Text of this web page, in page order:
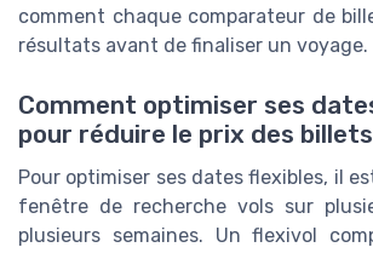
comment chaque comparateur de
résultats avant de finaliser un voyage.
Comment optimiser ses
pour réduire le prix des
Pour optimiser ses dates flexibles, il
fenêtre de recherche vols sur
plusieurs semaines. Un flexivol